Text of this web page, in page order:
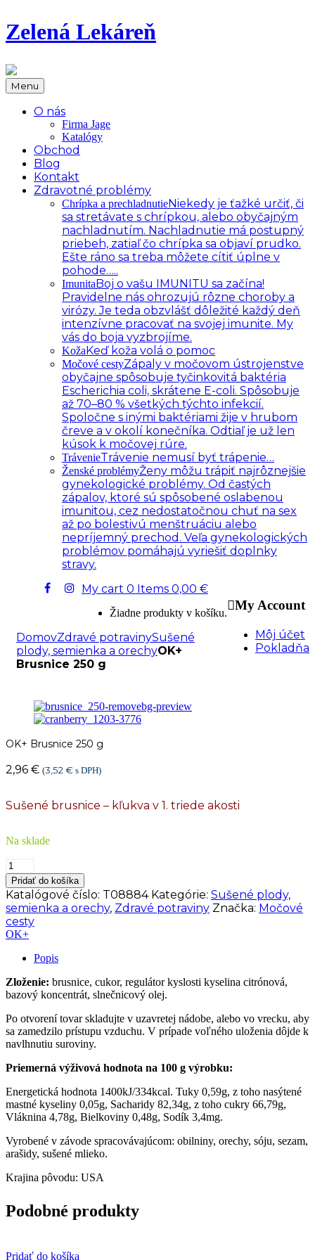
Zelená Lekáreň
Menu
O nás
Firma Jage
Katalógy
Obchod
Blog
Kontakt
Zdravotné problémy
Chrípka a prechladnutieNiekedy je ťažké určiť, či
sa stretávate s chrípkou, alebo obyčajným
nachladnutím. Nachladnutie má postupný
priebeh, zatiaľ čo chrípka sa objaví prudko.
Ešte ráno sa treba môžete cítiť úplne v
pohode…..
ImunitaBoj o vašu IMUNITU sa začína!
Pravidelne nás ohrozujú rôzne choroby a
virózy. Je teda obzvlášť dôležité každý deň
intenzívne pracovať na svojej imunite. My
vás do boja vyzbrojíme.
KožaKeď koža volá o pomoc
Močové cestyZápaly v močovom ústrojenstve
obyčajne spôsobuje tyčinkovitá baktéria
Escherichia coli, skrátene E-coli. Spôsobuje
až 70–80 % všetkých týchto infekcií.
Spoločne s inými baktériami žije v hrubom
čreve a v okolí konečníka. Odtiaľ je už len
kúsok k močovej rúre.
TrávenieTrávenie nemusí byť trápenie…
Ženské problémyŽeny môžu trápiť najrôznejšie
gynekologické problémy. Od častých
zápalov, ktoré sú spôsobené oslabenou
imunitou, cez nedostatočnou chuť na sex
až po bolestivú menštruáciu alebo
nepríjemný prechod. Veľa gynekologických
problémov pomáhajú vyriešiť doplnky
stravy.
My Account
Môj účet
Pokladňa
My cart 0 Items 0,00 €
Žiadne produkty v košíku.
DomovZdravé potravinySušené
plody, semienka a orechyOK+
Brusnice 250 g
OK+ Brusnice 250 g
2,96 € (3,52 € s DPH)
Sušené brusnice – kľukva v 1. triede akosti
Na sklade
množstvo
OK+
Brusnice
250
g
Pridať do košíka
Katalógové číslo: T08884 Kategórie: Sušené plody,
semienka a orechy, Zdravé potraviny Značka: Močové
cesty
OK+
Popis
Zloženie: brusnice, cukor, regulátor kyslosti kyselina citrónová,
bazový koncentrát, slnečnicový olej.
Po otvorení tovar skladujte v uzavretej nádobe, alebo vo vrecku, aby
sa zamedzilo prístupu vzduchu. V prípade voľného uloženia dôjde k
navlhnutiu suroviny.
Priemerná výživová hodnota na 100 g výrobku:
Energetická hodnota 1400kJ/334kcal. Tuky 0,59g, z toho nasýtené
mastné kyseliny 0,05g, Sacharidy 82,34g, z toho cukry 66,79g,
Vláknina 4,78g, Bielkoviny 0,48g, Sodík 3,4mg.
Vyrobené v závode spracovávajúcom: obilniny, orechy, sóju, sezam,
arašidy, sušené mlieko.
Krajina pôvodu: USA
Podobné produkty
Pridať do košíka